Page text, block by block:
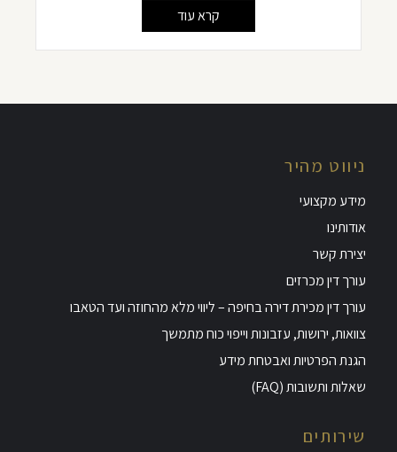
קרא עוד
ניווט מהיר
מידע מקצועי
אודותינו
יצירת קשר
עורך דין מכרזים
עורך דין מכירת דירה בחיפה – ליווי מלא מהחוזה ועד הטאבו
צוואות, ירושות, עזבונות וייפוי כוח מתמשך
הגנת הפרטיות ואבטחת מידע
שאלות ותשובות (FAQ)
שירותים